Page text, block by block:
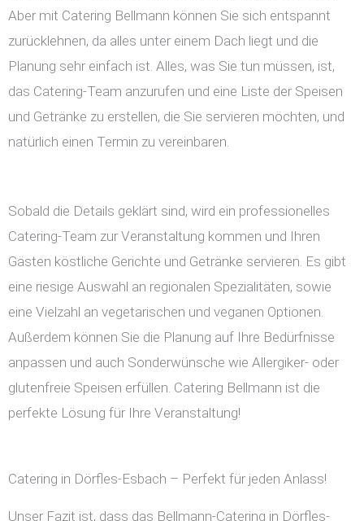
Aber mit Catering Bellmann können Sie sich entspannt
zurücklehnen, da alles unter einem Dach liegt und die
Planung sehr einfach ist. Alles, was Sie tun müssen, ist,
das Catering-Team anzurufen und eine Liste der Speisen
und Getränke zu erstellen, die Sie servieren möchten, und
natürlich einen Termin zu vereinbaren.
Sobald die Details geklärt sind, wird ein professionelles
Catering-Team zur Veranstaltung kommen und Ihren
Gästen köstliche Gerichte und Getränke servieren. Es gibt
eine riesige Auswahl an regionalen Spezialitäten, sowie
eine Vielzahl an vegetarischen und veganen Optionen.
Außerdem können Sie die Planung auf Ihre Bedürfnisse
anpassen und auch Sonderwünsche wie Allergiker- oder
glutenfreie Speisen erfüllen. Catering Bellmann ist die
perfekte Lösung für Ihre Veranstaltung!
Catering in Dörfles-Esbach – Perfekt für jeden Anlass!
Unser Fazit ist, dass das Bellmann-Catering in Dörfles-